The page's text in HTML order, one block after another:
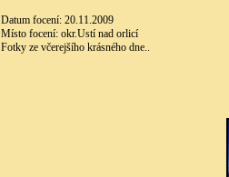
Datum focení: 20.11.2009
Místo focení: okr.Ustí nad orlicí
Fotky ze včerejšího krásného dne..